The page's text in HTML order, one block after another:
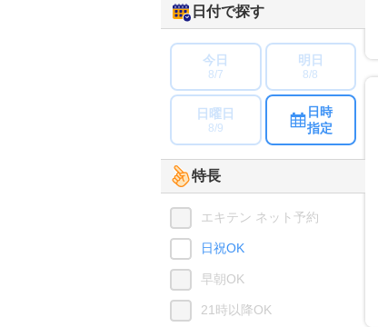
日付で探す
今日
8/7
明日
8/8
日曜日
8/9
日時
指定
特長
エキテン ネット予約
日祝OK
早朝OK
21時以降OK